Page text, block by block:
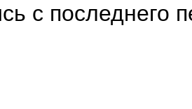
с последнего